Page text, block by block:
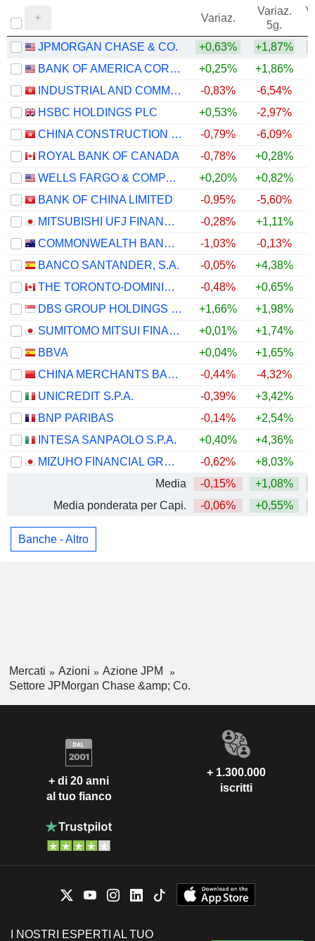
Variaz.
Variaz.
5g.
JPMORGAN CHASE & CO.
+0,63% +1,87%
BANK OF AMERICA CORPORATION
+0,25% +1,86%
INDUSTRIAL AND COMMERCIAL BANK OF CHINA LIMITED
-0,83% -6,54%
HSBC HOLDINGS PLC
+0,53% -2,97%
CHINA CONSTRUCTION BANK CORPORATION
-0,79% -6,09%
ROYAL BANK OF CANADA
-0,78% +0,28%
WELLS FARGO & COMPANY
+0,20% +0,82%
BANK OF CHINA LIMITED
-0,95% -5,60%
MITSUBISHI UFJ FINANCIAL GROUP, INC.
-0,28% +1,11%
COMMONWEALTH BANK OF AUSTRALIA
-1,03% -0,13%
BANCO SANTANDER, S.A.
-0,05% +4,38%
THE TORONTO-DOMINION BANK
-0,48% +0,65%
DBS GROUP HOLDINGS LTD
+1,66% +1,98%
SUMITOMO MITSUI FINANCIAL GROUP, INC.
+0,01% +1,74%
BBVA
+0,04% +1,65%
CHINA MERCHANTS BANK CO., LTD.
-0,44% -4,32%
UNICREDIT S.P.A.
-0,39% +3,42%
BNP PARIBAS
-0,14% +2,54%
INTESA SANPAOLO S.P.A.
+0,40% +4,36%
MIZUHO FINANCIAL GROUP, INC.
-0,62% +8,03%
Media
-0,15% +1,08%
Media ponderata per Capi.
-0,06% +0,55%
Banche - Altro
Mercati Azioni
Azione JPM
Settore JPMorgan Chase &amp; Co.
+ di 20 anni
al tuo fianco
+ 1.300.000
iscritti
I NOSTRI ESPERTI AL TUO